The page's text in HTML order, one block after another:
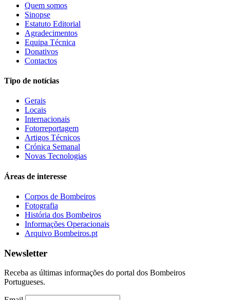
Quem somos
Sinopse
Estatuto Editorial
Agradecimentos
Equipa Técnica
Donativos
Contactos
Tipo de notícias
Gerais
Locais
Internacionais
Fotorreportagem
Artigos Técnicos
Crónica Semanal
Novas Tecnologias
Áreas de interesse
Corpos de Bombeiros
Fotografia
História dos Bombeiros
Informações Operacionais
Arquivo Bombeiros.pt
Newsletter
Receba as últimas informações do portal dos Bombeiros
Portugueses.